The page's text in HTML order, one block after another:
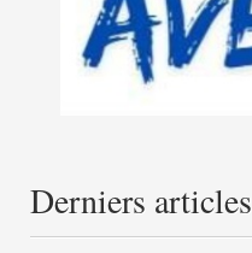
Derniers articles